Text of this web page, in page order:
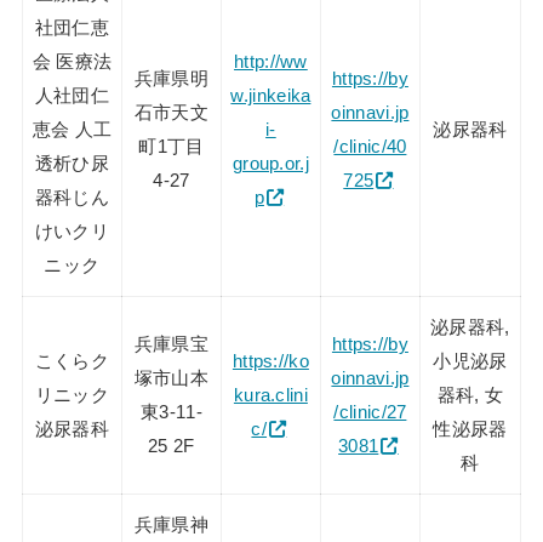
社団仁恵
会 医療法
人社団仁
恵会 人工
透析ひ尿
器科じん
けいクリ
ニック
兵庫県明
石市天文
町1丁目
4-27
http://ww
w.jinkeika
i-
group.or.j
p
https://by
oinnavi.jp
/clinic/40
725
泌尿器科
こくらク
リニック
泌尿器科
兵庫県宝
塚市山本
東3-11-
25 2F
https://ko
kura.clini
c/
https://by
oinnavi.jp
/clinic/27
3081
泌尿器科,
小児泌尿
器科, 女
性泌尿器
科
兵庫県神